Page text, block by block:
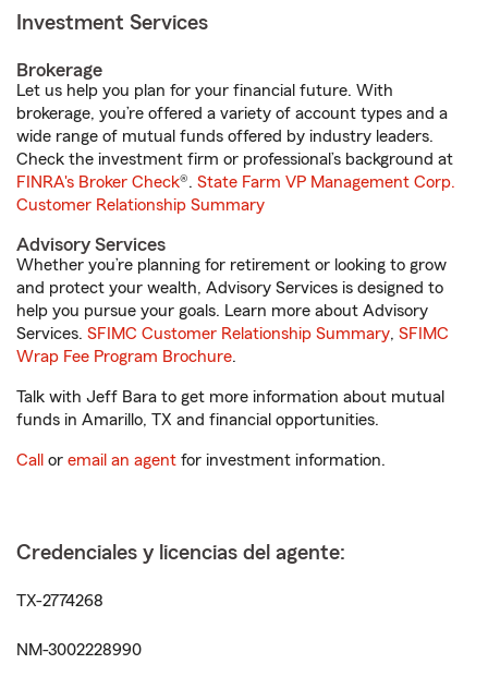
Investment Services
Brokerage
Let us help you plan for your financial future. With
brokerage, you’re offered a variety of account types and a
wide range of mutual funds offered by industry leaders.
Check the investment firm or professional’s background at
FINRA's Broker Check®. State Farm VP Management Corp.
Customer Relationship Summary
Advisory Services
Whether you’re planning for retirement or looking to grow
and protect your wealth, Advisory Services is designed to
help you pursue your goals. Learn more about Advisory
Services. SFIMC Customer Relationship Summary, SFIMC
Wrap Fee Program Brochure.
Talk with Jeff Bara to get more information about mutual
funds in Amarillo, TX and financial opportunities.
Call or email an agent for investment information.
Credenciales y licencias del agente:
TX-2774268
NM-3002228990